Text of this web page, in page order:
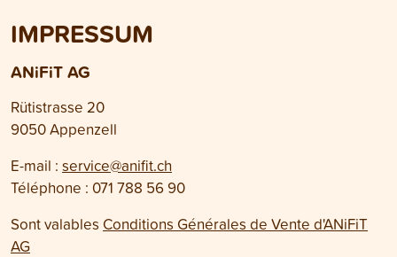
IMPRESSUM
ANiFiT AG
Rütistrasse 20
9050 Appenzell
E-mail : service@anifit.ch
Téléphone : 071 788 56 90
Sont valables Conditions Générales de Vente d'ANiFiT
AG